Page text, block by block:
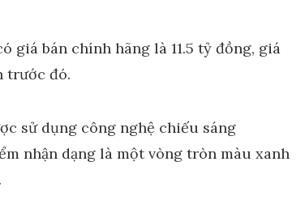
sử dụng công nghệ chiếu sáng
nhận dạng là một vòng tròn màu xanh